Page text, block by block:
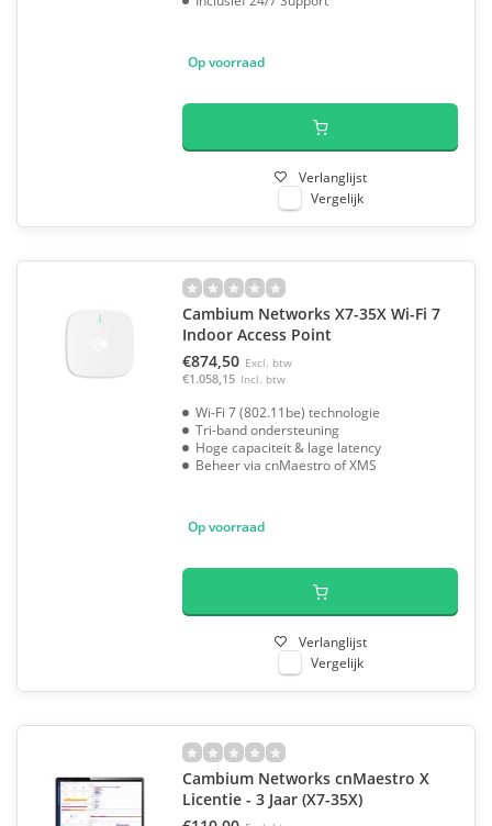
Op voorraad
Verlanglijst
Vergelijk
Cambium Networks X7-35X Wi-Fi 7
Indoor Access Point
€874,50 Excl. btw
€1.058,15 Incl. btw
Wi-Fi 7 (802.11be) technologie
Tri-band ondersteuning
Hoge capaciteit & lage latency
Beheer via cnMaestro of XMS
Op voorraad
Verlanglijst
Vergelijk
Cambium Networks cnMaestro X
Licentie - 3 Jaar (X7-35X)